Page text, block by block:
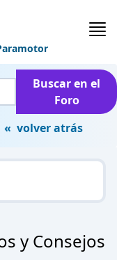
Buscar en el
Foro
« volver atrás
y Consejos